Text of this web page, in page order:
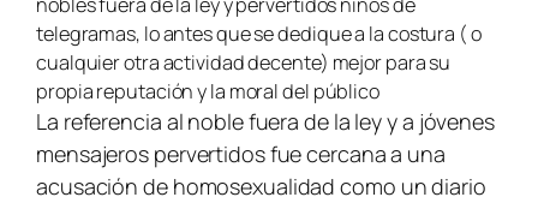
telegramas, lo antes que se dedique a la costura ( o
cualquier otra actividad decente) mejor para su
propia reputación y la moral del público
La referencia al noble fuera de la ley y a jóvenes
mensajeros pervertidos fue cercana a una
acusación de homosexualidad como un diario